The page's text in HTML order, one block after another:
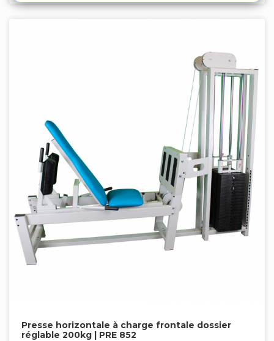
Presse horizontale à charge frontale dossier
réglable 200kg | PRE 852